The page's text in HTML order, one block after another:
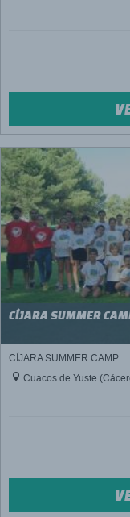
CÍJARA SUMMER
CÍJARA SUMMER CAMP
Cuacos de Yuste